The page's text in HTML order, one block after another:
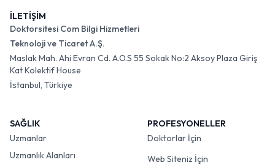
İLETİŞİM
Doktorsitesi Com Bilgi Hizmetleri
Teknoloji ve Ticaret A.Ş.
Maslak Mah. Ahi Evran Cd. A.O.S 55 Sokak No:2 Aksoy Plaza Giriş
Kat Kolektif House
İstanbul, Türkiye
SAĞLIK
Uzmanlar
Uzmanlık Alanları
PROFESYONELLER
Doktorlar İçin
Web Siteniz İçin